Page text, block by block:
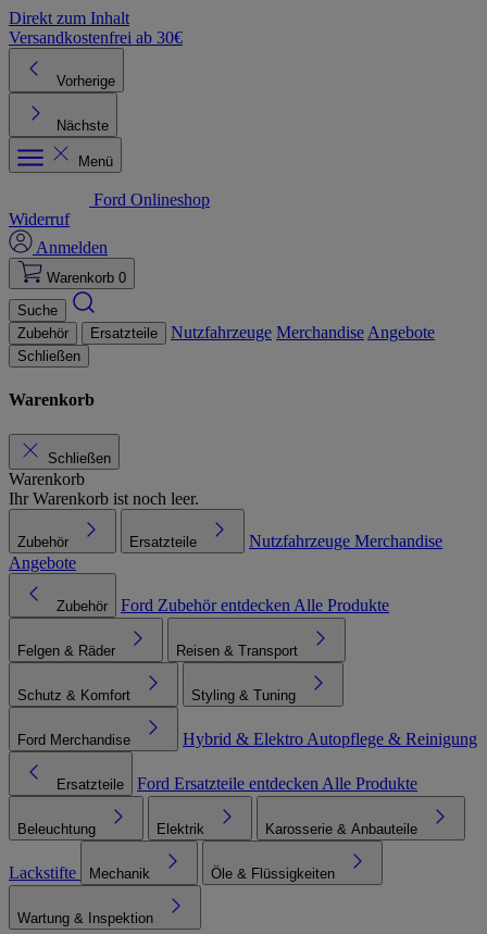
Direkt zum Inhalt
Versandkostenfrei ab 30€
Vorherige
Nächste
Menü
Ford Onlineshop
Widerruf
Anmelden
Warenkorb 0
Suche
Zubehör
Ersatzteile Nutzfahrzeuge Merchandise Angebote
Schließen
Warenkorb
Schließen
Warenkorb
Ihr Warenkorb ist noch leer.
Zubehör Ersatzteile Nutzfahrzeuge Merchandise
Angebote
Zubehör Ford Zubehör entdecken Alle Produkte
Felgen & Räder Reisen & Transport
Schutz & Komfort Styling & Tuning
Ford Merchandise Hybrid & Elektro Autopflege & Reinigung
Ersatzteile Ford Ersatzteile entdecken Alle Produkte
Beleuchtung Elektrik Karosserie & Anbauteile
Lackstifte Mechanik Öle & Flüssigkeiten
Wartung & Inspektion